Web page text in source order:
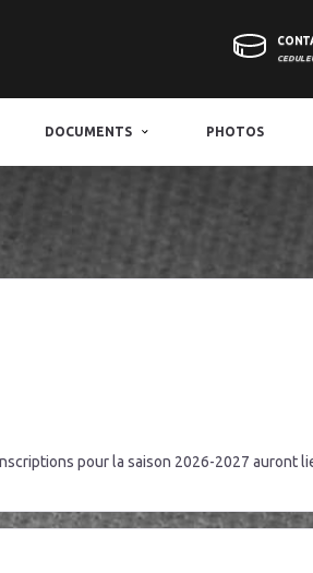
DOCUMENTS PHOTOS
pour la saison 2026-2027 auront